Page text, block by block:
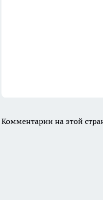
Комментарии на этой